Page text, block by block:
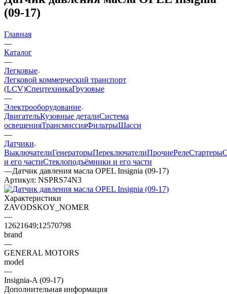
(09-17)
Главная
—
Каталог
—
Легковые
Легковой коммерческий транспорт
(LCV)СпецтехникаГрузовые
—
Электрооборудование
ДвигательКузовные деталиСистема
освещенияТрансмиссияФильтрыШасси
—
Датчики
ВыключателиГенераторыПереключателиПрочиеРелеСтартеры
и его частиСтеклоподъёмники и его части
—Датчик давления масла OPEL Insignia (09-17)
Артикул: NSPRS74N3
Характеристики
ZAVODSKOY_NOMER
—
12621649;12570798
brand
—
GENERAL MOTORS
model
—
Insignia-A (09-17)
Дополнительная информация